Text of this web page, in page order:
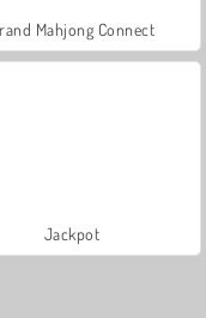
Mahjong Connect
Jackpot